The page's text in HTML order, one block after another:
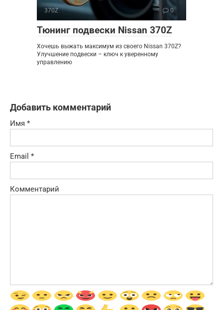
370Z 0
Тюнинг подвески Nissan 370Z
Хочешь выжать максимум из своего Nissan 370Z?
Улучшение подвески – ключ к уверенному
управлению
Добавить комментарий
Имя *
Email *
Комментарий